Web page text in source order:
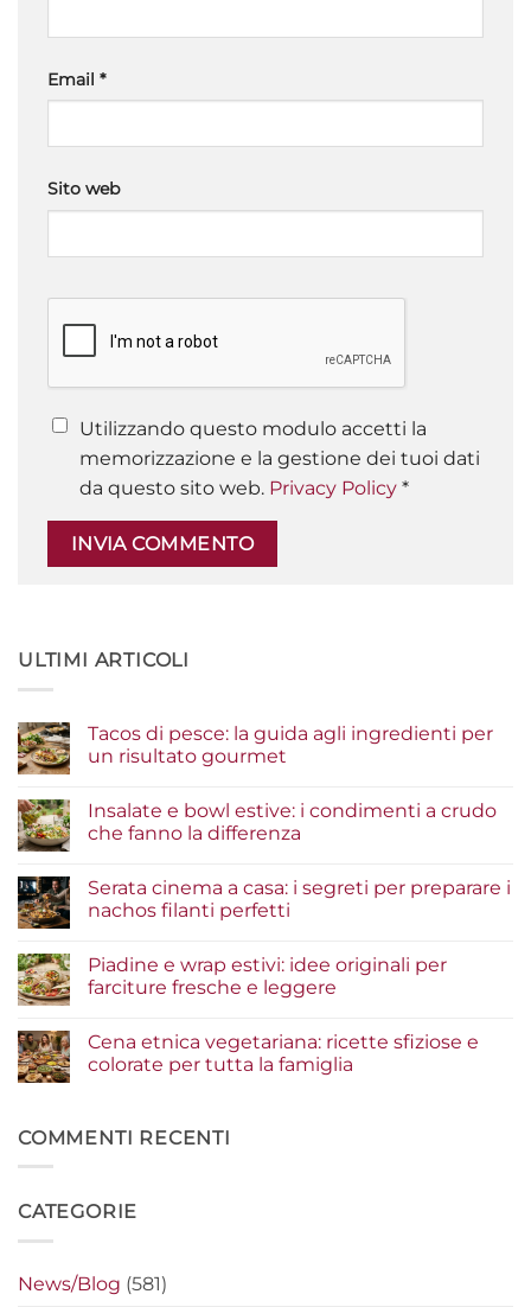
Email *
Sito web
Utilizzando questo modulo accetti la
memorizzazione e la gestione dei tuoi dati
da questo sito web. Privacy Policy *
ULTIMI ARTICOLI
Tacos di pesce: la guida agli ingredienti per
un risultato gourmet
su
Tacos
di
guida
ingredienti
risultato
gourmet
Insalate e bowl estive: i condimenti a crudo
che fanno la differenza
su
Insalate
e
condimenti
a
fanno
differenza
Serata cinema a casa: i segreti per preparare i
nachos filanti perfetti
su
Serata
cinema
i
segreti
per
filanti
perfetti
Piadine e wrap estivi: idee originali per
farciture fresche e leggere
su
Piadine
e
originali
per
leggere
Cena etnica vegetariana: ricette sfiziose e
colorate per tutta la famiglia
Cena
etnica
e
famiglia
COMMENTI RECENTI
CATEGORIE
News/Blog (581)